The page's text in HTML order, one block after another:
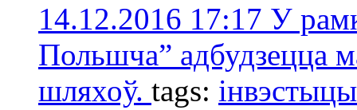
14.12.2016 17:17 У
Польшча” адбудзецца
шляхоў. tags: